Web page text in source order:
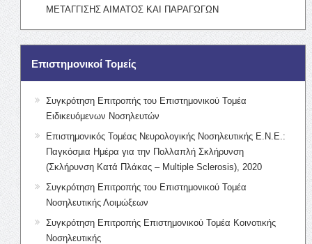
ΜΕΤΑΓΓΙΣΗΣ ΑΙΜΑΤΟΣ ΚΑΙ ΠΑΡΑΓΩΓΩΝ
Επιστημονικοί Τομείς
Συγκρότηση Επιτροπής του Επιστημονικού Τομέα
Ειδικευόμενων Νοσηλευτών
Επιστημονικός Τομέας Νευρολογικής Νοσηλευτικής Ε.Ν.Ε.:
Παγκόσμια Ημέρα για την Πολλαπλή Σκλήρυνση
(Σκλήρυνση Κατά Πλάκας – Multiple Sclerosis), 2020
Συγκρότηση Επιτροπής του Επιστημονικού Τομέα
Νοσηλευτικής Λοιμώξεων
Συγκρότηση Επιτροπής Επιστημονικού Τομέα Κοινοτικής
Νοσηλευτικής